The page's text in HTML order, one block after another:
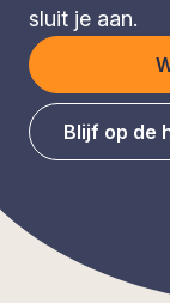
sluit je aan.
Blijf op de